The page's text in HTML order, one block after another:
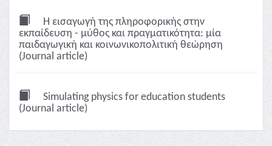
Η εισαγωγή της πληροφορικής στην
εκπαίδευση - μύθος και πραγματικότητα: μία
παιδαγωγική και κοινωνικοπολιτική θεώρηση
(Journal article)
Simulating physics for education students
(Journal article)